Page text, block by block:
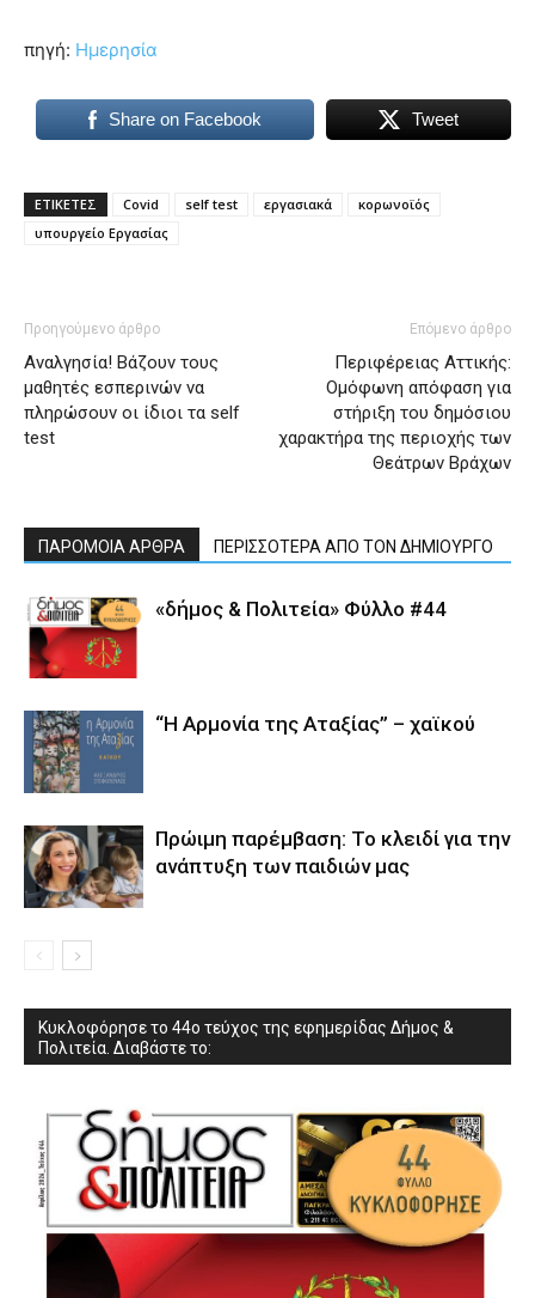
πηγή: Ημερησία
Share on Facebook Tweet
ΕΤΙΚΕΤΕΣ Covid self test εργασιακά
κορωνοϊός
υπουργείο Εργασίας
Προηγούμενο άρθρο
Αναλγησία! Βάζουν τους
μαθητές εσπερινών να
πληρώσουν οι ίδιοι τα self
test
Επόμενο άρθρο
Περιφέρειας Αττικής:
Ομόφωνη απόφαση για
στήριξη του δημόσιου
χαρακτήρα της περιοχής των
Θεάτρων Βράχων
ΠΑΡΟΜΟΙΑ ΑΡΘΡΑ ΠΕΡΙΣΣΟΤΕΡΑ ΑΠΟ ΤΟΝ ΔΗΜΙΟΥΡΓΟ
«δήμος & Πολιτεία» Φύλλο #44
“Η Αρμονία της Αταξίας” – χαϊκού
Πρώιμη παρέμβαση: Το κλειδί για την
ανάπτυξη των παιδιών µας
Κυκλοφόρησε το 44ο τεύχος της εφημερίδας Δήμος &
Πολιτεία. Διαβάστε το: